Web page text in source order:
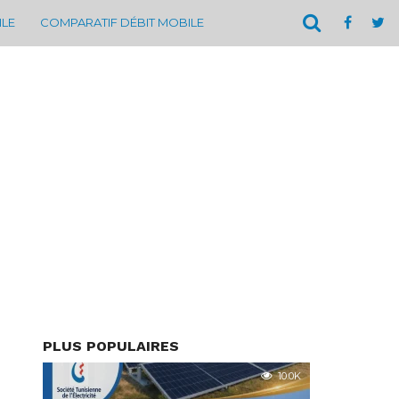
COMPARATIF DÉBIT MOBILE
PLUS POPULAIRES
10.0K